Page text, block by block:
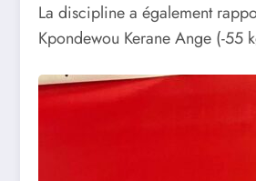
La discipline a également
Kpondewou Kerane Ange (-55